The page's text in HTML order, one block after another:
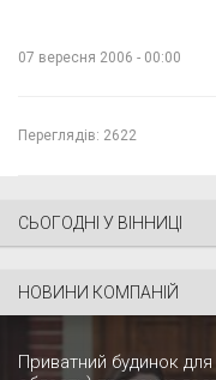
07 вересня 2006 - 00:00
Переглядів: 2622
СЬОГОДНІ У ВІННИЦІ
НОВИНИ КОМПАНІЙ
Приватний будинок для